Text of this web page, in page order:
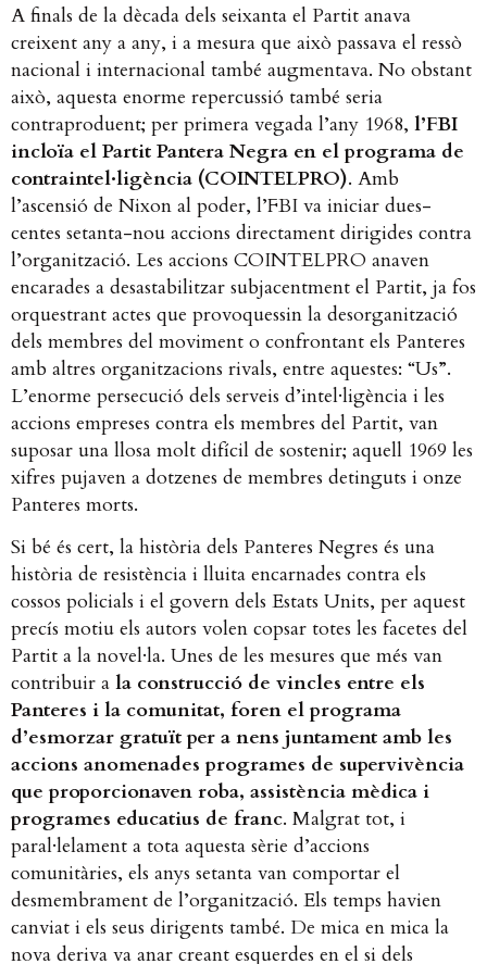
A finals de la dècada dels seixanta el Partit anava
creixent any a any, i a mesura que això passava el ressò
nacional i internacional també augmentava. No obstant
això, aquesta enorme repercussió també seria
contraproduent; per primera vegada l’any 1968, l’FBI
incloïa el Partit Pantera Negra en el programa de
contraintel·ligència (COINTELPRO). Amb
l’ascensió de Nixon al poder, l’FBI va iniciar dues-
centes setanta-nou accions directament dirigides contra
l’organització. Les accions COINTELPRO anaven
encarades a desastabilitzar subjacentment el Partit, ja fos
orquestrant actes que provoquessin la desorganització
dels membres del moviment o confrontant els Panteres
amb altres organitzacions rivals, entre aquestes: “Us”.
L’enorme persecució dels serveis d’intel·ligència i les
accions empreses contra els membres del Partit, van
suposar una llosa molt difícil de sostenir; aquell 1969 les
xifres pujaven a dotzenes de membres detinguts i onze
Panteres morts.
Si bé és cert, la història dels Panteres Negres és una
història de resistència i lluita encarnades contra els
cossos policials i el govern dels Estats Units, per aquest
precís motiu els autors volen copsar totes les facetes del
Partit a la novel·la. Unes de les mesures que més van
contribuir a la construcció de vincles entre els
Panteres i la comunitat, foren el programa
d’esmorzar gratuït per a nens juntament amb les
accions anomenades programes de supervivència
que proporcionaven roba, assistència mèdica i
programes educatius de franc. Malgrat tot, i
paral·lelament a tota aquesta sèrie d’accions
comunitàries, els anys setanta van comportar el
desmembrament de l’organització. Els temps havien
canviat i els seus dirigents també. De mica en mica la
nova deriva va anar creant esquerdes en el si dels